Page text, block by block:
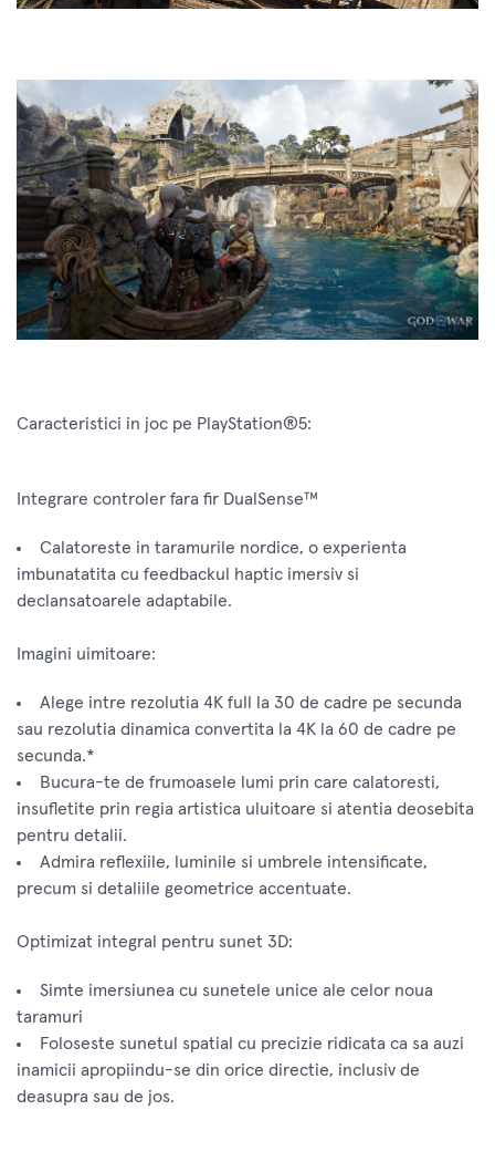
Caracteristici in joc pe PlayStation®5:
Integrare controler fara fir DualSense™
Calatoreste in taramurile nordice, o experienta
imbunatatita cu feedbackul haptic imersiv si
declansatoarele adaptabile.
Imagini uimitoare:
Alege intre rezolutia 4K full la 30 de cadre pe secunda
sau rezolutia dinamica convertita la 4K la 60 de cadre pe
secunda.*
Bucura-te de frumoasele lumi prin care calatoresti,
insufletite prin regia artistica uluitoare si atentia deosebita
pentru detalii.
Admira reflexiile, luminile si umbrele intensificate,
precum si detaliile geometrice accentuate.
Optimizat integral pentru sunet 3D:
Simte imersiunea cu sunetele unice ale celor noua
taramuri
Foloseste sunetul spatial cu precizie ridicata ca sa auzi
inamicii apropiindu-se din orice directie, inclusiv de
deasupra sau de jos.